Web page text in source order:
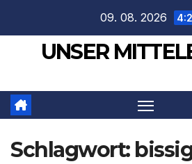
springen
09. 08. 2026
UNSER
Schlagwort: